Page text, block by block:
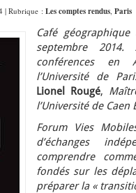
| Rubrique : Les comptes rendus, Paris
Café
septembre 2014.
conférences en
l’Université de
Lionel Rougé,
l’Université de Caen
Forum Vies
d’échanges
comprendre
fondés sur les
préparer la «